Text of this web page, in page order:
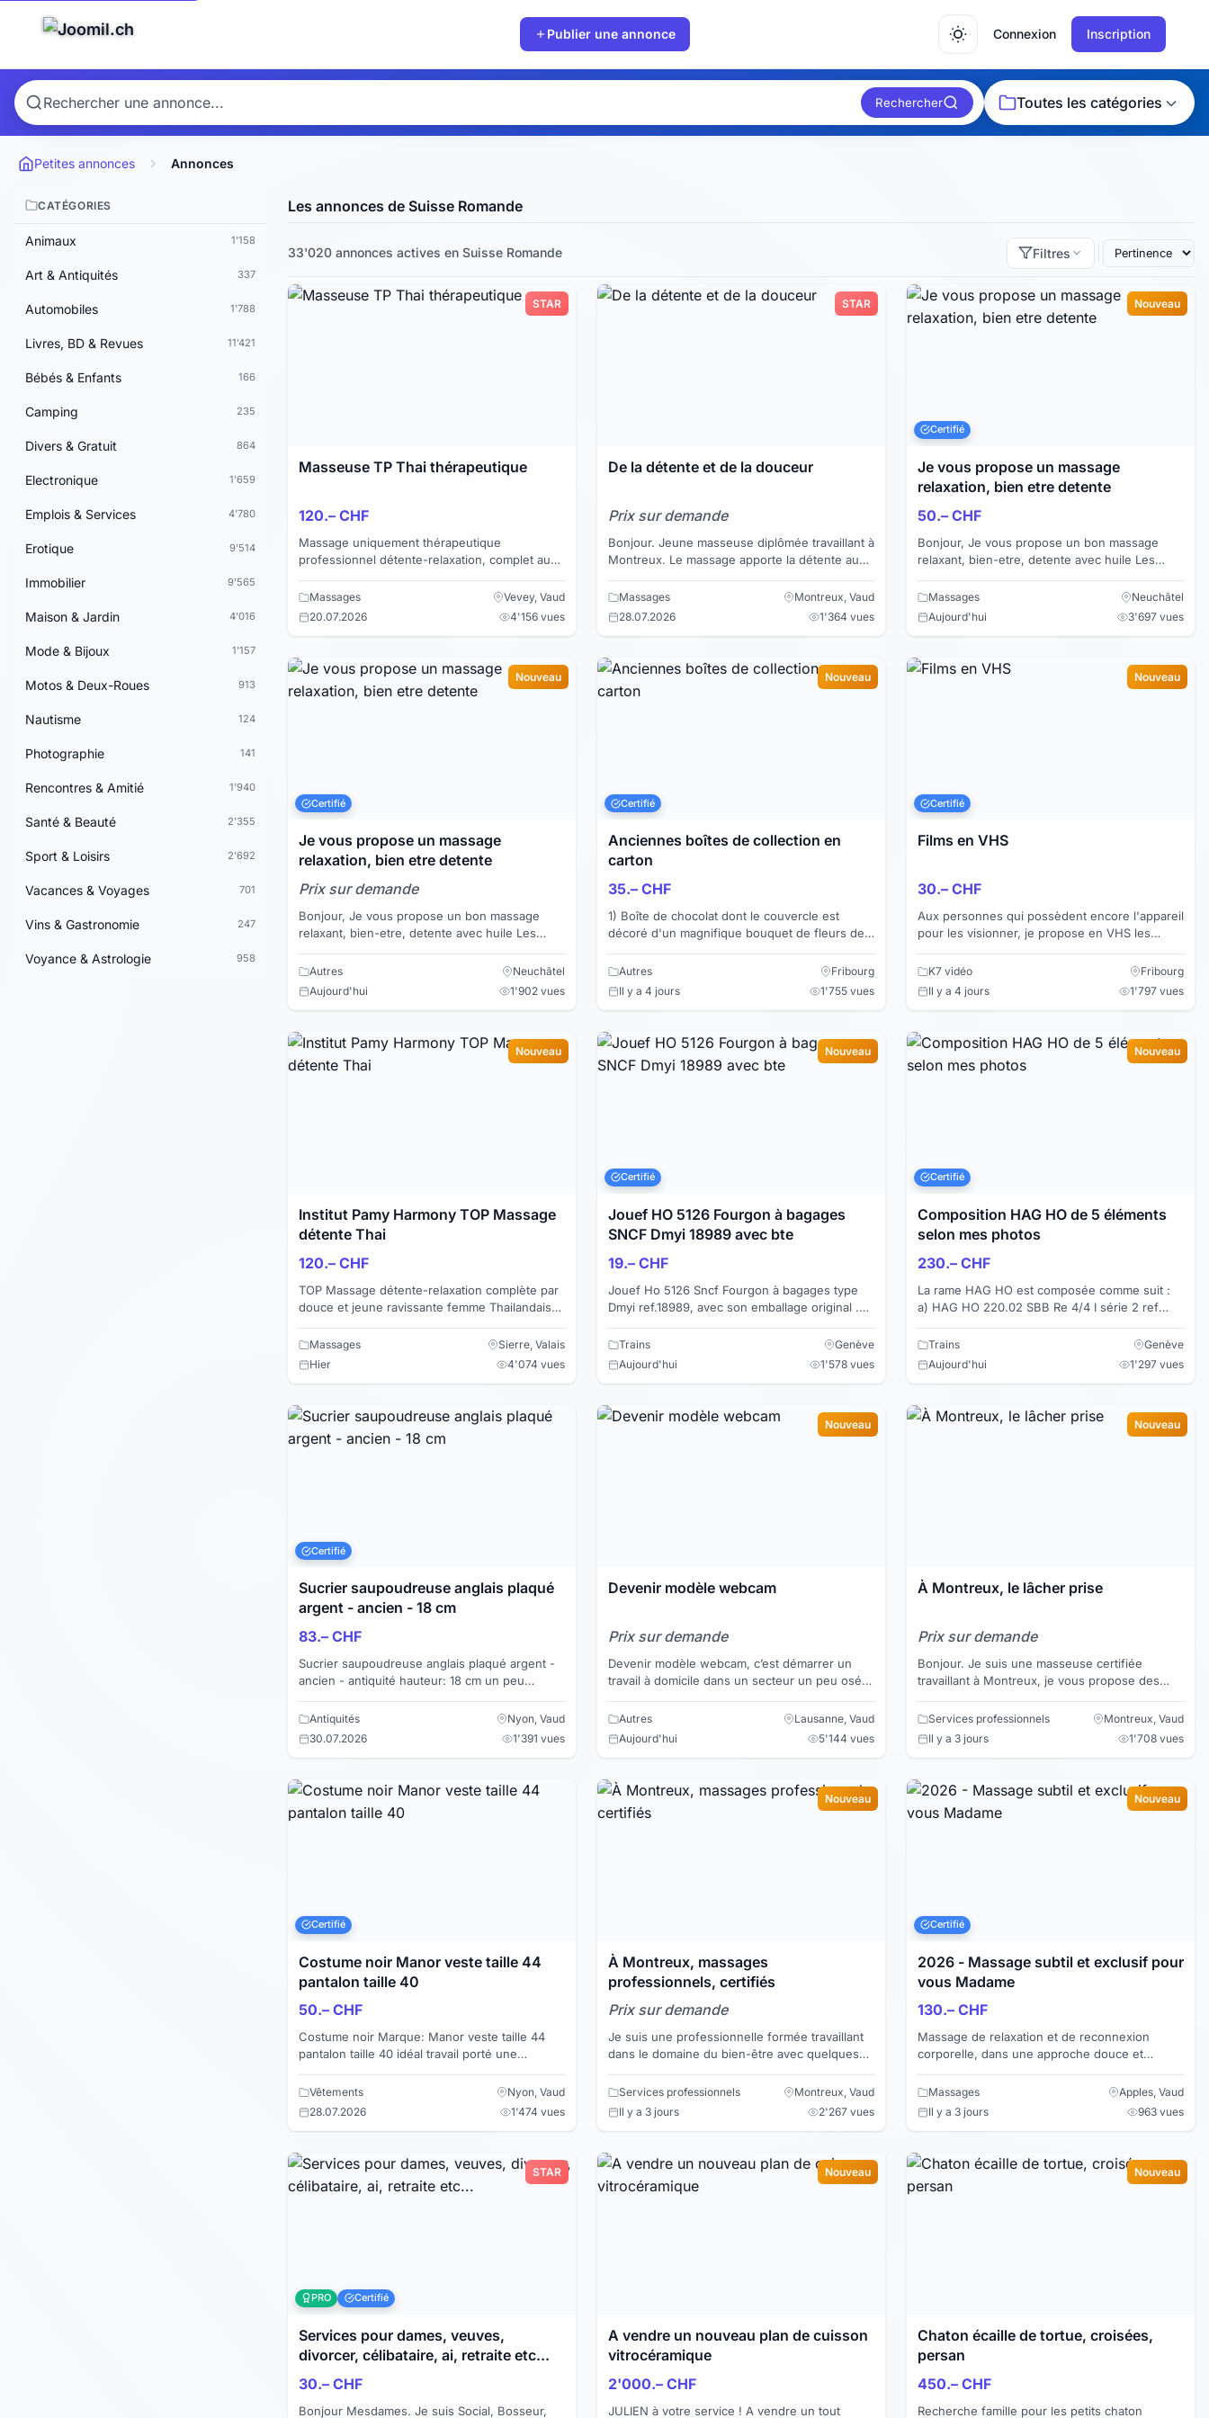
Publier une annonce Connexion Inscription
Rechercher Toutes les catégories
Petites annonces Annonces
CATÉGORIES
Animaux 1'158
Art & Antiquités 337
Automobiles 1'788
Livres, BD & Revues 11'421
Bébés & Enfants 166
Camping 235
Divers & Gratuit 864
Electronique 1'659
Emplois & Services 4'780
Erotique 9'514
Immobilier 9'565
Maison & Jardin 4'016
Mode & Bijoux 1'157
Motos & Deux-Roues 913
Nautisme 124
Photographie 141
Rencontres & Amitié 1'940
Santé & Beauté 2'355
Sport & Loisirs 2'692
Vacances & Voyages 701
Vins & Gastronomie 247
Voyance & Astrologie 958
Les annonces de Suisse Romande
33'020 annonces actives en Suisse Romande Filtres
STAR
Masseuse TP Thai thérapeutique
120.– CHF
Massage uniquement thérapeutique
professionnel détente-relaxation, complet aux
une vraie table de massag...
Massages
Vevey, Vaud
20.07.2026
4'156 vues
STAR
De la détente et de la douceur
Prix sur demande
Bonjour. Jeune masseuse diplômée travaillant à
Montreux. Le massage apporte la détente au
noeuds,...
Massages
Montreux, Vaud
28.07.2026
1'364 vues
Nouveau
Certifié
Je vous propose un massage
relaxation, bien etre detente
50.– CHF
Bonjour, Je vous propose un bon massage
relaxant, bien-etre, detente avec huile Les
Je vous rec...
Massages
Neuchâtel
Aujourd'hui
3'697 vues
Nouveau
Certifié
Je vous propose un massage
relaxation, bien etre detente
Prix sur demande
Bonjour, Je vous propose un bon massage
relaxant, bien-etre, detente avec huile Les
Je vous recois ...
Autres
Neuchâtel
Aujourd'hui
1'902 vues
Nouveau
Certifié
Anciennes boîtes de collection en
carton
35.– CHF
1) Boîte de chocolat dont le couvercle est
décoré d'un magnifique bouquet de fleurs de
"crèmes assorties". ...
Autres
Fribourg
Il y a 4 jours
1'755 vues
Nouveau
Certifié
Films en VHS
30.– CHF
Aux personnes qui possèdent encore l'appareil
pour les visionner, je propose en VHS les
1. Le Château...
K7 vidéo
Fribourg
Il y a 4 jours
1'797 vues
Nouveau
Institut Pamy Harmony TOP Massage
détente Thai
120.– CHF
TOP Massage détente-relaxation complète par
douce et jeune ravissante femme Thailandaise
vous relaxer...
Massages
Sierre, Valais
Hier
4'074 vues
Nouveau
Certifié
Jouef HO 5126 Fourgon à bagages
SNCF Dmyi 18989 avec bte
19.– CHF
Jouef Ho 5126 Sncf Fourgon à bagages type
Dmyi ref.18989, avec son emballage original .
intérieur ...
Trains
Genève
Aujourd'hui
1'578 vues
Nouveau
Certifié
Composition HAG HO de 5 éléments
selon mes photos
230.– CHF
La rame HAG HO est composée comme suit :
a) HAG HO 220.02 SBB Re 4/4 I série 2 ref
rondes, 2 gri...
Trains
Genève
Aujourd'hui
1'297 vues
Certifié
Sucrier saupoudreuse anglais plaqué
argent - ancien - 18 cm
83.– CHF
Sucrier saupoudreuse anglais plaqué argent -
ancien - antiquité hauteur: 18 cm un peu
made in Engl...
Antiquités
Nyon, Vaud
30.07.2026
1'391 vues
Nouveau
Devenir modèle webcam
Prix sur demande
Devenir modèle webcam, c’est démarrer un
travail à domicile dans un secteur un peu osé
un peu coquin...
Autres
Lausanne, Vaud
Aujourd'hui
5'144 vues
Nouveau
À Montreux, le lâcher prise
Prix sur demande
Bonjour. Je suis une masseuse certifiée
travaillant à Montreux, je vous propose des
aux huiles et mass...
Services professionnels
Montreux, Vaud
Il y a 3 jours
1'708 vues
Certifié
Costume noir Manor veste taille 44
pantalon taille 40
50.– CHF
Costume noir Marque: Manor veste taille 44
pantalon taille 40 idéal travail porté une
semaine Je vends également une chemise en
soie blan...
Vêtements
Nyon, Vaud
28.07.2026
1'474 vues
Nouveau
À Montreux, massages
professionnels, certifiés
Prix sur demande
Je suis une professionnelle formée travaillant
dans le domaine du bien-être avec quelques
années d'expérience. Je vous propose
plusieurs techniques d...
Services professionnels
Montreux, Vaud
Il y a 3 jours
2'267 vues
Nouveau
Certifié
2026 - Massage subtil et exclusif pour
vous Madame
130.– CHF
Massage de relaxation et de reconnexion
corporelle, dans une approche douce et
consciente. Masseur formé tantrique, dans la
cinquantaine, marié, ex...
Massages
Apples, Vaud
Il y a 3 jours
963 vues
STAR
PRO Certifié
Services pour dames, veuves,
divorcer, célibataire, ai, retraite etc...
30.– CHF
Bonjour Mesdames. Je suis Social, Bosseur,
Nouveau
A vendre un nouveau plan de cuisson
vitrocéramique
2'000.– CHF
JULIEN à votre service ! A vendre un tout
Nouveau
Chaton écaille de tortue, croisées,
persan
450.– CHF
Recherche famille pour les petits chaton